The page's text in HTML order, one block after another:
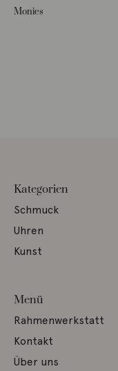
Monies
Kategorien
Schmuck
Uhren
Kunst
Menü
Rahmenwerkstatt
Kontakt
Über uns